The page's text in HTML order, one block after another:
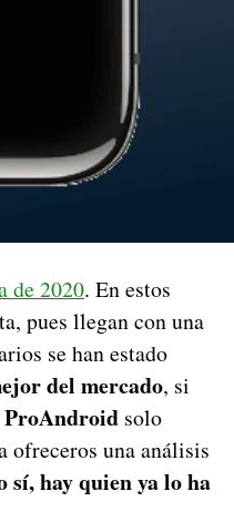
de 2020. En estos
pues llegan con una
se han estado
del mercado, si
ProAndroid solo
ofreceros una análisis
sí, hay quien ya lo ha